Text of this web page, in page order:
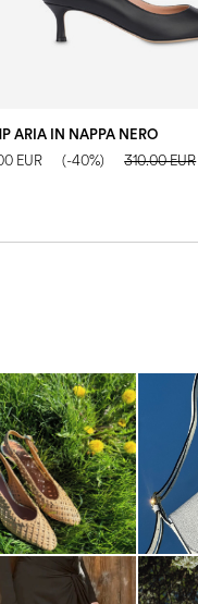
ARIA IN NAPPA NERO
EUR (-40%) 310.00 EUR